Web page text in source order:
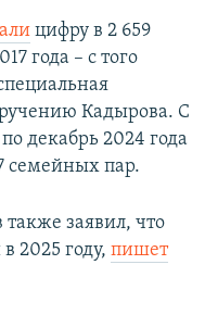
цифру в 2 659
года – с того
Кадырова. С
декабрь 2024 года
семейных пар.
заявил, что
2025 году, пишет